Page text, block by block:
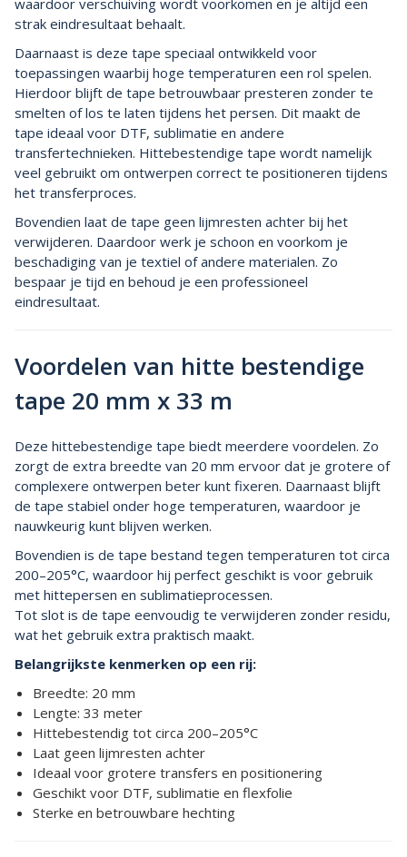
strak eindresultaat behaalt.
Daarnaast is deze tape speciaal ontwikkeld voor
toepassingen waarbij hoge temperaturen een rol spelen.
Hierdoor blijft de tape betrouwbaar presteren zonder te
smelten of los te laten tijdens het persen. Dit maakt de
tape ideaal voor DTF, sublimatie en andere
transfertechnieken. Hittebestendige tape wordt namelijk
veel gebruikt om ontwerpen correct te positioneren tijdens
het transferproces.
Bovendien laat de tape geen lijmresten achter bij het
verwijderen. Daardoor werk je schoon en voorkom je
beschadiging van je textiel of andere materialen. Zo
bespaar je tijd en behoud je een professioneel
eindresultaat.
Voordelen van hitte bestendige
tape 20 mm x 33 m
Deze hittebestendige tape biedt meerdere voordelen. Zo
zorgt de extra breedte van 20 mm ervoor dat je grotere of
complexere ontwerpen beter kunt fixeren. Daarnaast blijft
de tape stabiel onder hoge temperaturen, waardoor je
nauwkeurig kunt blijven werken.
Bovendien is de tape bestand tegen temperaturen tot circa
200–205°C, waardoor hij perfect geschikt is voor gebruik
met hittepersen en sublimatieprocessen.
Tot slot is de tape eenvoudig te verwijderen zonder residu,
wat het gebruik extra praktisch maakt.
Belangrijkste kenmerken op een rij:
Breedte: 20 mm
Lengte: 33 meter
Hittebestendig tot circa 200–205°C
Laat geen lijmresten achter
Ideaal voor grotere transfers en positionering
Geschikt voor DTF, sublimatie en flexfolie
Sterke en betrouwbare hechting